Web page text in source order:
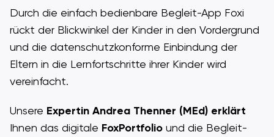
Durch die einfach bedienbare Begleit-App Foxi
rückt der Blickwinkel der Kinder in den Vordergrund
und die datenschutzkonforme Einbindung der
Eltern in die Lernfortschritte ihrer Kinder wird
vereinfacht.
Unsere Expertin Andrea Thenner (MEd) erklärt
Ihnen das digitale FoxPortfoliound die Begleit-